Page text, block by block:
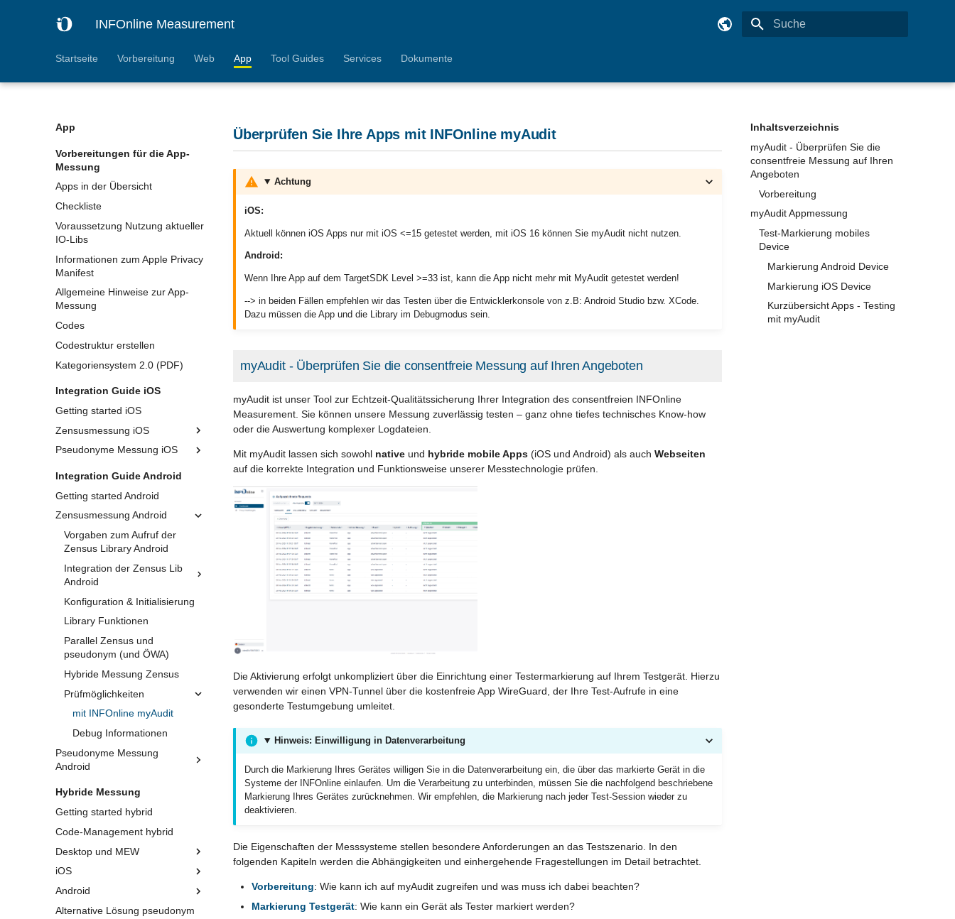
INFOnline Measurement
English
Startseite Vorbereitung Web App Tool Guides Services Dokumente
App
Vorbereitungen für die App-
Messung
Apps in der Übersicht
Checkliste
Voraussetzung Nutzung aktueller
IO-Libs
Informationen zum Apple Privacy
Manifest
Allgemeine Hinweise zur App-
Messung
Codes
Codestruktur erstellen
Kategoriensystem 2.0 (PDF)
Integration Guide iOS
Getting started iOS
Zensusmessung iOS
Pseudonyme Messung iOS
Integration Guide Android
Getting started Android
Zensusmessung Android
Vorgaben zum Aufruf der
Zensus Library Android
Integration der Zensus Lib
Android
Konfiguration & Initialisierung
Library Funktionen
Parallel Zensus und
pseudonym (und ÖWA)
Hybride Messung Zensus
Prüfmöglichkeiten
mit INFOnline myAudit
Debug Informationen
Pseudonyme Messung
Android
Hybride Messung
Getting started hybrid
Code-Management hybrid
Desktop und MEW
iOS
Android
Alternative Lösung pseudonym
Inhaltsverzeichnis
myAudit - Überprüfen Sie die
consentfreie Messung auf Ihren
Angeboten
Vorbereitung
myAudit Appmessung
Test-Markierung mobiles
Device
Markierung Android Device
Markierung iOS Device
Kurzübersicht Apps - Testing
mit myAudit
Überprüfen Sie Ihre Apps mit INFOnline myAudit
Achtung
iOS:
Aktuell können iOS Apps nur mit iOS <=15 getestet werden, mit iOS 16 können Sie myAudit nicht nutzen.
Android:
Wenn Ihre App auf dem TargetSDK Level >=33 ist, kann die App nicht mehr mit MyAudit getestet werden!
--> in beiden Fällen empfehlen wir das Testen über die Entwicklerkonsole von z.B: Android Studio bzw. XCode.
Dazu müssen die App und die Library im Debugmodus sein.
myAudit - Überprüfen Sie die consentfreie Messung auf Ihren Angeboten
myAudit ist unser Tool zur Echtzeit-Qualitätssicherung Ihrer Integration des consentfreien INFOnline
Measurement. Sie können unsere Messung zuverlässig testen – ganz ohne tiefes technisches Know-how
oder die Auswertung komplexer Logdateien.
Mit myAudit lassen sich sowohl native und hybride mobile Apps (iOS und Android) als auch Webseiten
auf die korrekte Integration und Funktionsweise unserer Messtechnologie prüfen.
Die Aktivierung erfolgt unkompliziert über die Einrichtung einer Testermarkierung auf Ihrem Testgerät. Hierzu
verwenden wir einen VPN-Tunnel über die kostenfreie App WireGuard, der Ihre Test-Aufrufe in eine
gesonderte Testumgebung umleitet.
Hinweis: Einwilligung in Datenverarbeitung
Durch die Markierung Ihres Gerätes willigen Sie in die Datenverarbeitung ein, die über das markierte Gerät in die
Systeme der INFOnline einlaufen. Um die Verarbeitung zu unterbinden, müssen Sie die nachfolgend beschriebene
Markierung Ihres Gerätes zurücknehmen. Wir empfehlen, die Markierung nach jeder Test-Session wieder zu
deaktivieren.
Die Eigenschaften der Messsysteme stellen besondere Anforderungen an das Testszenario. In den
folgenden Kapiteln werden die Abhängigkeiten und einhergehende Fragestellungen im Detail betrachtet.
Vorbereitung: Wie kann ich auf myAudit zugreifen und was muss ich dabei beachten?
Markierung Testgerät: Wie kann ein Gerät als Tester markiert werden?